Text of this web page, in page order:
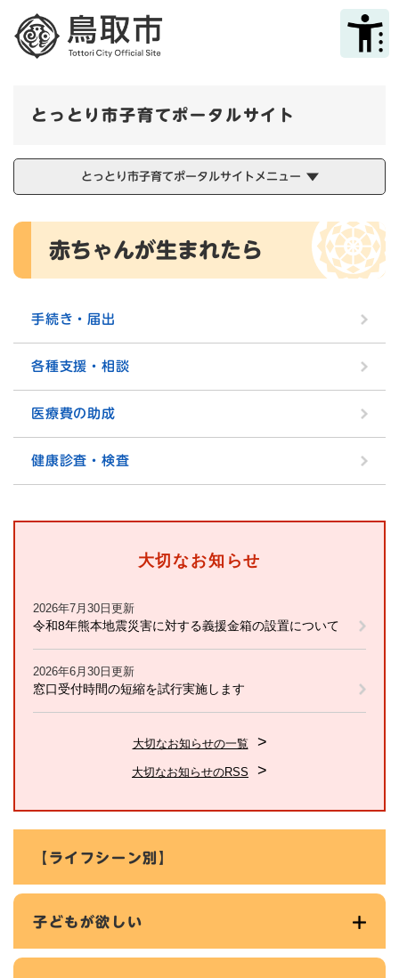
メニューを飛ばして本文へ
とっとり市子育てポータルサイト
とっとり市子育てポータルサイトメニュー
本
赤ちゃんが生まれたら
手続き・届出
各種支援・相談
医療費の助成
健康診査・検査
大切なお知らせ
2026年7月30日更新
令和8年熊本地震災害に対する義援金箱の設置について
2026年6月30日更新
窓口受付時間の短縮を試行実施します
大切なお知らせの一覧
大切なお知らせのRSS
【ライフシーン別】
子どもが欲しい